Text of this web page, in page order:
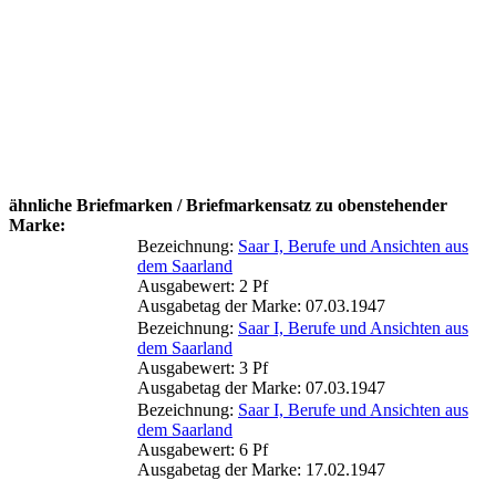
ähnliche Briefmarken / Briefmarkensatz zu obenstehender
Marke:
Bezeichnung: Saar I, Berufe und Ansichten aus
dem Saarland
Ausgabewert: 2 Pf
Ausgabetag der Marke: 07.03.1947
Bezeichnung: Saar I, Berufe und Ansichten aus
dem Saarland
Ausgabewert: 3 Pf
Ausgabetag der Marke: 07.03.1947
Bezeichnung: Saar I, Berufe und Ansichten aus
dem Saarland
Ausgabewert: 6 Pf
Ausgabetag der Marke: 17.02.1947